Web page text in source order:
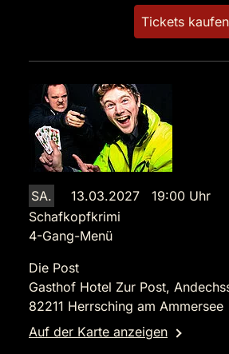
Tickets kaufen
SA.
13.03.2027 19:00 Uhr
Schafkopfkrimi
4-Gang-Menü
Die Post
Gasthof Hotel Zur Post,
82211 Herrsching am Ammersee
Auf der Karte anzeigen